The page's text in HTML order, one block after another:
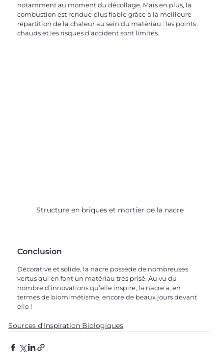
notamment au moment du décollage. Mais en plus, la
combustion est rendue plus fiable grâce à la meilleure
répartition de la chaleur au sein du matériau : les points
chauds et les risques d’accident sont limités.
Structure en briques et mortier de la nacre
Conclusion
Décorative et solide, la nacre possède de nombreuses
vertus qui en font un matériau très prisé. Au vu du
nombre d’innovations qu’elle inspire, la nacre a, en
termes de biomimétisme, encore de beaux jours devant
elle !
Sources d’Inspiration Biologiques